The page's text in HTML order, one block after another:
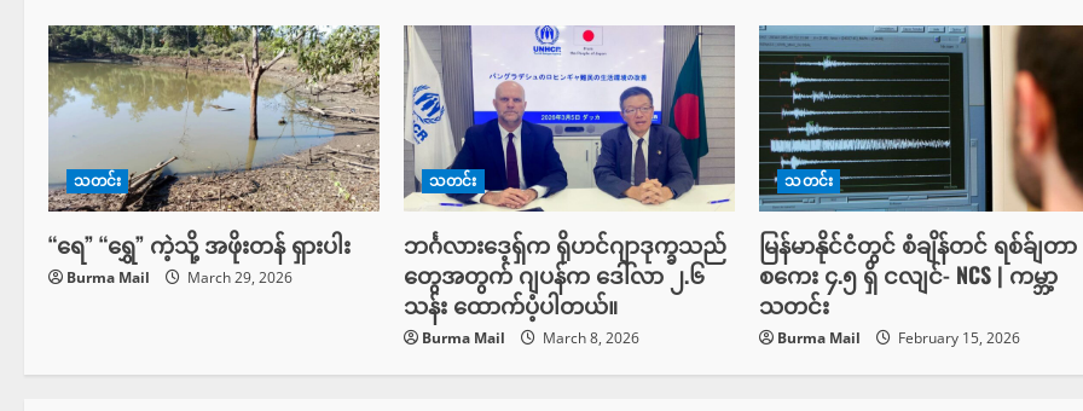
n
သတင်း
“ရေ” “ရွှေ” ကဲ့သို့ အဖိုးတန် ရှားပါး
Burma Mail March 29, 2026
သတင်း
ဘင်္ဂလားဒေ့ရှ်က ရိုဟင်ဂျာဒုက္ခသည်
တွေအတွက် ဂျပန်က ဒေါ်လာ ၂.၆
သန်း ထောက်ပံ့ပါတယ်။
Burma Mail March 8, 2026
သတင်း
မြန်မာနိုင်ငံတွင် စံချိန်တင် ရစ်ခ်ျတာ
စကေး ၄.၅ ရှိ ငလျင်- NCS | ကမ္ဘာ့
သတင်း
Burma Mail February 15, 2026